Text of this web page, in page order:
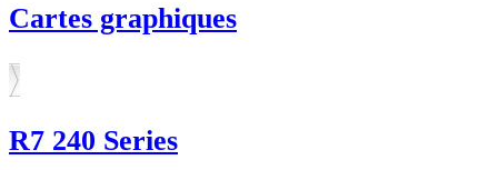
Cartes graphiques
R7 240 Series